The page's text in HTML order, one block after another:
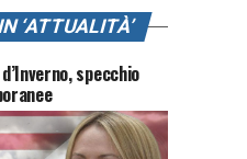
‘ATTUALITÀ’
specchio